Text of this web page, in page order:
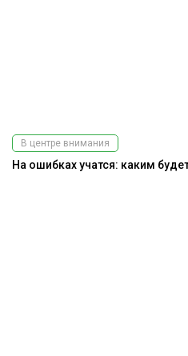
В центре внимания
На ошибках учатся: каким